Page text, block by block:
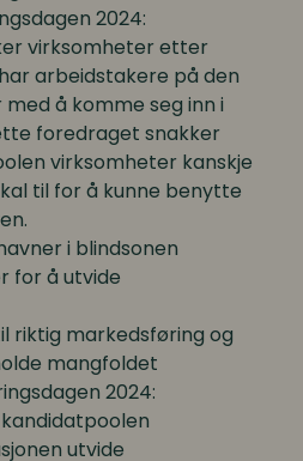
2024:
virksomheter etter
arbeidstakere på den
å komme seg inn i
foredraget snakker
virksomheter kanskje
til for å kunne benytte
i blindsonen
for å utvide
riktig markedsføring og
mangfoldet
2024:
utvide